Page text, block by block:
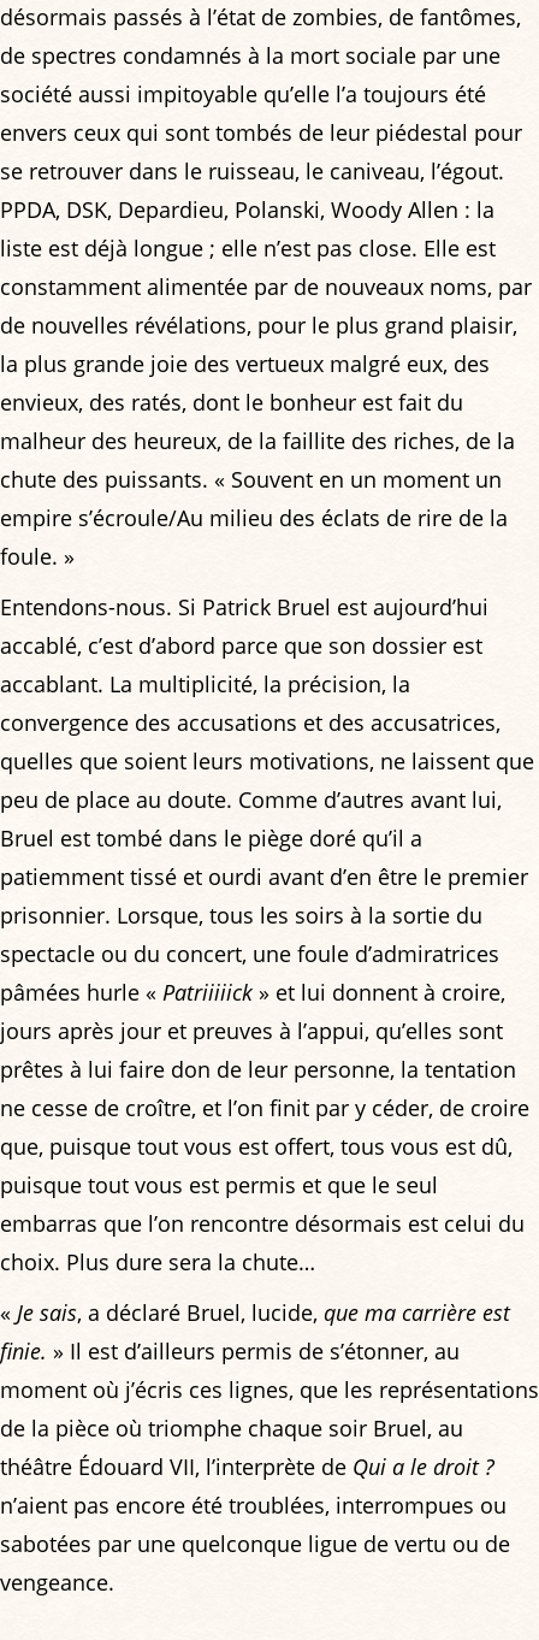
désormais passés à l’état de zombies, de fantômes,
de spectres condamnés à la mort sociale par une
société aussi impitoyable qu’elle l’a toujours été
envers ceux qui sont tombés de leur piédestal pour
se retrouver dans le ruisseau, le caniveau, l’égout.
PPDA, DSK, Depardieu, Polanski, Woody Allen : la
liste est déjà longue ; elle n’est pas close. Elle est
constamment alimentée par de nouveaux noms, par
de nouvelles révélations, pour le plus grand plaisir,
la plus grande joie des vertueux malgré eux, des
envieux, des ratés, dont le bonheur est fait du
malheur des heureux, de la faillite des riches, de la
chute des puissants. « Souvent en un moment un
empire s’écroule/Au milieu des éclats de rire de la
foule. »
Entendons-nous. Si Patrick Bruel est aujourd’hui
accablé, c’est d’abord parce que son dossier est
accablant. La multiplicité, la précision, la
convergence des accusations et des accusatrices,
quelles que soient leurs motivations, ne laissent que
peu de place au doute. Comme d’autres avant lui,
Bruel est tombé dans le piège doré qu’il a
patiemment tissé et ourdi avant d’en être le premier
prisonnier. Lorsque, tous les soirs à la sortie du
spectacle ou du concert, une foule d’admiratrices
pâmées hurle « Patriiiiick » et lui donnent à croire,
jours après jour et preuves à l’appui, qu’elles sont
prêtes à lui faire don de leur personne, la tentation
ne cesse de croître, et l’on finit par y céder, de croire
que, puisque tout vous est offert, tous vous est dû,
puisque tout vous est permis et que le seul
embarras que l’on rencontre désormais est celui du
choix. Plus dure sera la chute…
« Je sais, a déclaré Bruel, lucide, que ma carrière est
finie. » Il est d’ailleurs permis de s’étonner, au
moment où j’écris ces lignes, que les représentations
de la pièce où triomphe chaque soir Bruel, au
théâtre Édouard VII, l’interprète de Qui a le droit ?
n’aient pas encore été troublées, interrompues ou
sabotées par une quelconque ligue de vertu ou de
vengeance.